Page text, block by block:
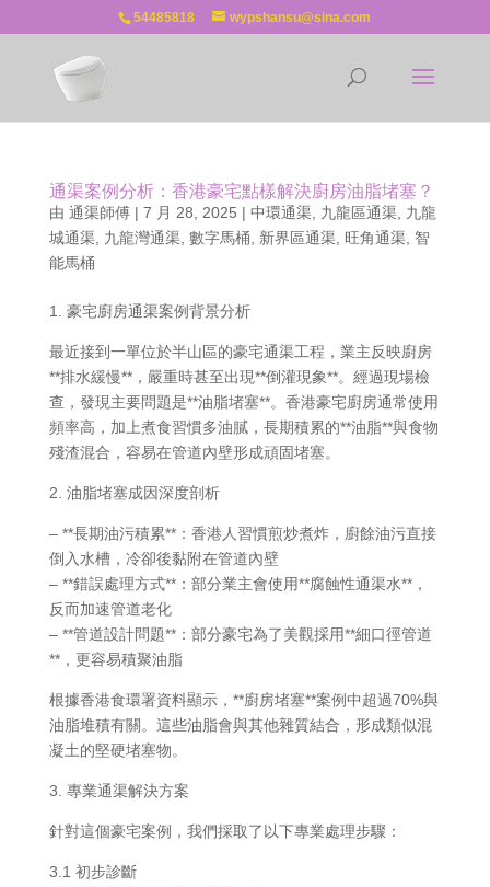
54485818 wypshansu@sina.com
通渠案例分析：香港豪宅點樣解決廚房油脂堵塞？
由 通渠師傅| 7 月 28, 2025 | 中環通渠, 九龍區通渠, 九龍
城通渠, 九龍灣通渠, 數字馬桶 新界區通渠, 旺角通渠, 智
能馬桶
1. 豪宅廚房通渠案例背景分析
最近接到一單位於半山區的豪宅通渠工程，業主反映廚房
**排水緩慢**，嚴重時甚至出現**倒灌現象**。經過現場檢
查，發現主要問題是**油脂堵塞**。香港豪宅廚房通常使用
頻率高，加上煮食習慣多油膩，長期積累的**油脂**與食物
殘渣混合，容易在管道內壁形成頑固堵塞。
2. 油脂堵塞成因深度剖析
– **長期油污積累**：香港人習慣煎炒煮炸，廚餘油污直接
倒入水槽，冷卻後黏附在管道內壁
– **錯誤處理方式**：部分業主會使用**腐蝕性通渠水**，
反而加速管道老化
– **管道設計問題**：部分豪宅為了美觀採用**細口徑管道
**，更容易積聚油脂
根據香港食環署資料顯示，**廚房堵塞**案例中超過70%與
油脂堆積有關。這些油脂會與其他雜質結合，形成類似混
凝土的堅硬堵塞物。
3. 專業通渠解決方案
針對這個豪宅案例，我們採取了以下專業處理步驟：
3.1 初步診斷